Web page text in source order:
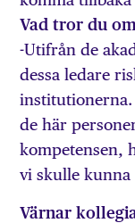
Vad tror du
-Utifrån de
dessa ledare
institutionerna.
de här
kompetensen,
vi skulle
Värnar